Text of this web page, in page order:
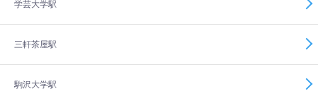
学芸大学駅
三軒茶屋駅
駒沢大学駅